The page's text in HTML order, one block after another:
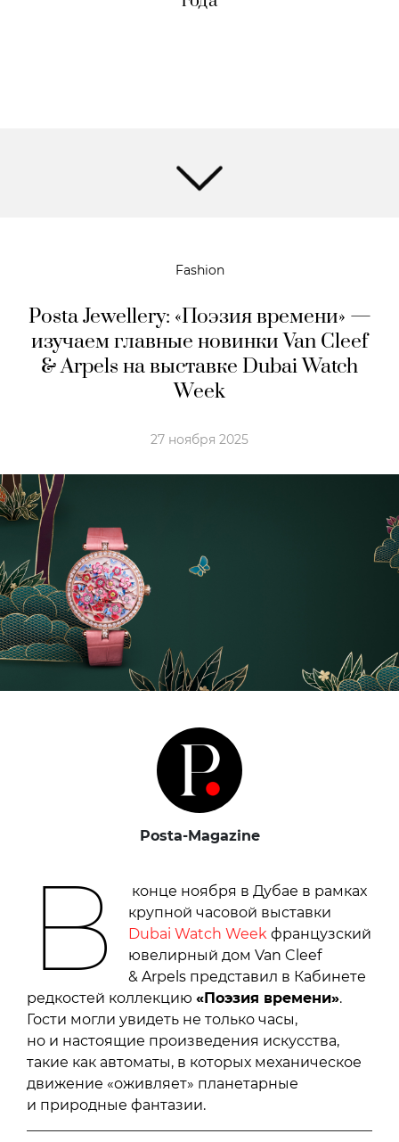
Fashion
Posta Jewellery: «Поэзия времени» —
изучаем главные новинки Van Cleef
& Arpels на выставке Dubai Watch
Week
27 ноября 2025
Posta-Magazine
В
конце ноября в Дубае в рамках
крупной часовой выставки
Dubai Watch Week французский
ювелирный дом Van Cleef
& Arpels представил в Кабинете
редкостей коллекцию «Поэзия времени».
Гости могли увидеть не только часы,
но и настоящие произведения искусства,
такие как автоматы, в которых механическое
движение «оживляет» планетарные
и природные фантазии.